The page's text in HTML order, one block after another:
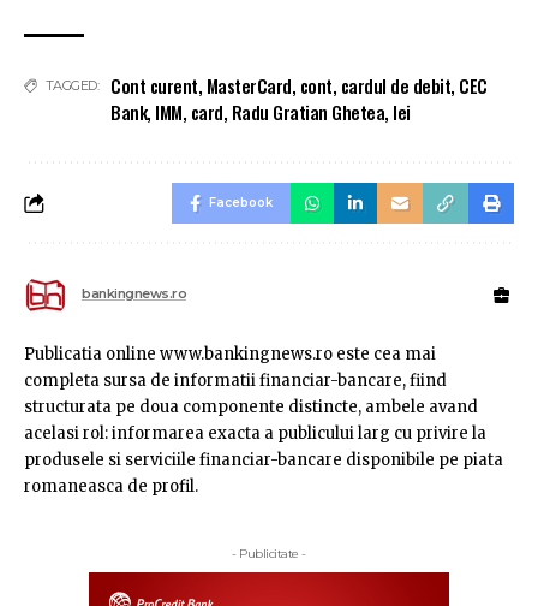
TAGGED: Cont curent, MasterCard, cont, cardul de debit, CEC
Bank, IMM, card, Radu Gratian Ghetea, lei
Facebook
bankingnews.ro
Publicatia online www.bankingnews.ro este cea mai
completa sursa de informatii financiar-bancare, fiind
structurata pe doua componente distincte, ambele avand
acelasi rol: informarea exacta a publicului larg cu privire la
produsele si serviciile financiar-bancare disponibile pe piata
romaneasca de profil.
- Publicitate -